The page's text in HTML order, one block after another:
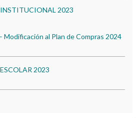
para la Licitación de Tiendas
2023
2023